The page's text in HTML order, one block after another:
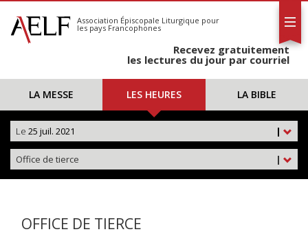
S'abonner
Calendrier
Association Épiscopale Liturgique pour
les pays Francophones
Recevez gratuitement
les lectures du jour par courriel
LA MESSE LES HEURES LA BIBLE
|
Le 25 juil. 2021
|
Office de tierce
OFFICE DE TIERCE